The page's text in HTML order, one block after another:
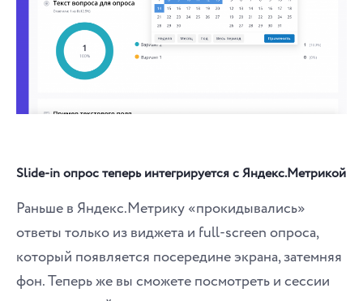
Slide-in опрос теперь интегрируется с Яндекс.Метрикой
Раньше в Яндекс.Метрику «прокидывались»
ответы только из виджета и full-screen опроса,
который появляется посередине экрана, затемняя
фон. Теперь же вы сможете посмотреть и сессии